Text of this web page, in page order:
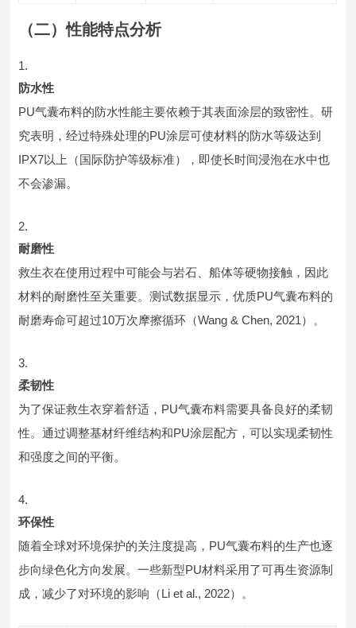
（二）性能特点分析
防水性
PU气囊布料的防水性能主要依赖于其表面涂层的致密性。研
究表明，经过特殊处理的PU涂层可使材料的防水等级达到
IPX7以上（国际防护等级标准），即使长时间浸泡在水中也
不会渗漏。
耐磨性
救生衣在使用过程中可能会与岩石、船体等硬物接触，因此
材料的耐磨性至关重要。测试数据显示，优质PU气囊布料的
耐磨寿命可超过10万次摩擦循环（Wang & Chen, 2021）。
柔韧性
为了保证救生衣穿着舒适，PU气囊布料需要具备良好的柔韧
性。通过调整基材纤维结构和PU涂层配方，可以实现柔韧性
和强度之间的平衡。
环保性
随着全球对环境保护的关注度提高，PU气囊布料的生产也逐
步向绿色化方向发展。一些新型PU材料采用了可再生资源制
成，减少了对环境的影响（Li et al., 2022）。